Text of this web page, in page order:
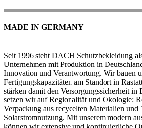
MADE IN GERMANY
Seit 1996 steht DACH Schutzbekleidung
Unternehmen mit Produktion in
Innovation und Verantwortung. Wir bauen
Fertigungskapazitäten am Standort in
stärken damit den Versorgungssicherheit in
setzen wir auf Regionalität und Ökologie:
Verpackung aus recycelten Materialien und
Solarstromnutzung. Mit unserem modern
können wir extensive und kontinuierliche